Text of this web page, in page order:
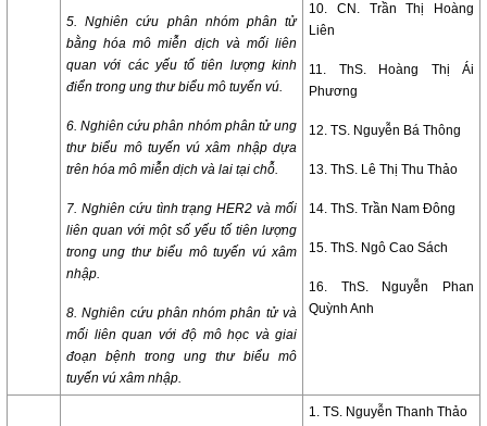
5. Nghiên cứu phân nhóm phân tử
bằng hóa mô miễn dịch và mối liên
quan với các yếu tố tiên lượng kinh
điển trong ung thư biểu mô tuyến vú.
6. Nghiên cứu phân nhóm phân tử ung
thư biểu mô tuyến vú xâm nhập dựa
trên hóa mô miễn dịch và lai tại chỗ.
7. Nghiên cứu tình trạng HER2 và mối
liên quan với một số yếu tố tiên lượng
trong ung thư biểu mô tuyến vú xâm
nhập.
8. Nghiên cứu phân nhóm phân tử và
mối liên quan với độ mô học và giai
đoạn bệnh trong ung thư biểu mô
tuyến vú xâm nhập.
10. CN. Trần Thị Hoàng
Liên
11. ThS. Hoàng Thị Ái
Phương
12. TS. Nguyễn Bá Thông
13. ThS. Lê Thị Thu Thảo
14. ThS. Trần Nam Đông
15. ThS. Ngô Cao Sách
16. ThS. Nguyễn Phan
Quỳnh Anh
1. TS. Nguyễn Thanh Thảo